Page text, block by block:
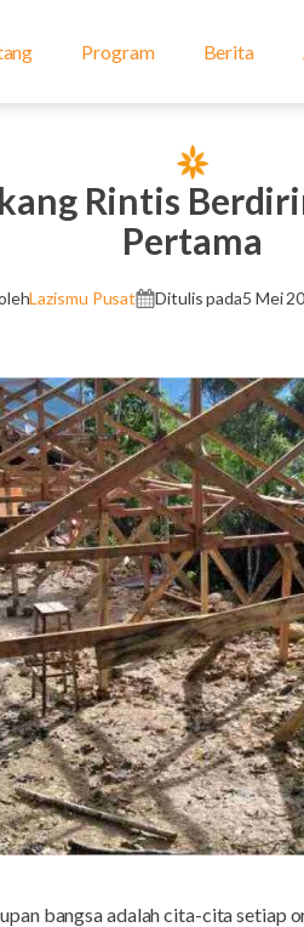
Program Berita
Rintis
Pertama
Lazismu Pusat Ditulis pada5 Mei
bangsa adalah cita-cita setiap